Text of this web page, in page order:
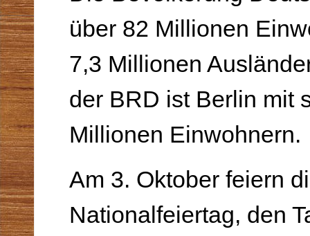
über 82 Millionen
7,3 Millionen
der BRD ist Berlin mit
Millionen Einwohnern.
Am 3. Oktober feiern
Nationalfeiertag, den